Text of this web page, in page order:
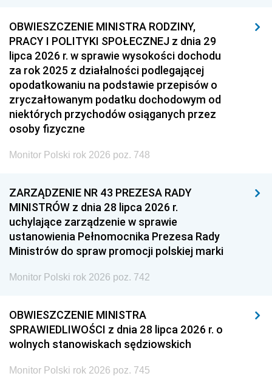
OBWIESZCZENIE MINISTRA RODZINY,
PRACY I POLITYKI SPOŁECZNEJ z dnia 29
lipca 2026 r. w sprawie wysokości dochodu
za rok 2025 z działalności podlegającej
opodatkowaniu na podstawie przepisów o
zryczałtowanym podatku dochodowym od
niektórych przychodów osiąganych przez
osoby fizyczne
Monitor Polski rok 2026 poz. 748
ZARZĄDZENIE NR 43 PREZESA RADY
MINISTRÓW z dnia 28 lipca 2026 r.
uchylające zarządzenie w sprawie
ustanowienia Pełnomocnika Prezesa Rady
Ministrów do spraw promocji polskiej marki
Monitor Polski rok 2026 poz. 742
OBWIESZCZENIE MINISTRA
SPRAWIEDLIWOŚCI z dnia 28 lipca 2026 r. o
wolnych stanowiskach sędziowskich
Monitor Polski rok 2026 poz. 745